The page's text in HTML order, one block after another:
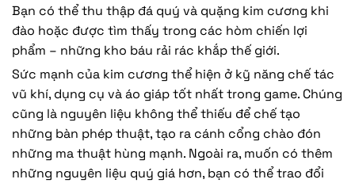
Bạn có thể thu thập đá quý và quặng kim cương khi
đào hoặc được tìm thấy trong các hòm chiến lợi
phẩm – những kho báu rải rác khắp thế giới.
Sức mạnh của kim cương thể hiện ở kỹ năng chế tác
vũ khí, dụng cụ và áo giáp tốt nhất trong game. Chúng
cũng là nguyên liệu không thể thiếu để chế tạo
những bàn phép thuật, tạo ra cánh cổng chào đón
những ma thuật hùng mạnh. Ngoài ra, muốn có thêm
những nguyên liệu quý giá hơn, bạn có thể trao đổi